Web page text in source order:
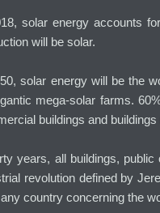
solar energy accounts
will be solar.
solar energy will be the
mega-solar farms.
buildings and
years, all buildings,
revolution defined by
country concerning the